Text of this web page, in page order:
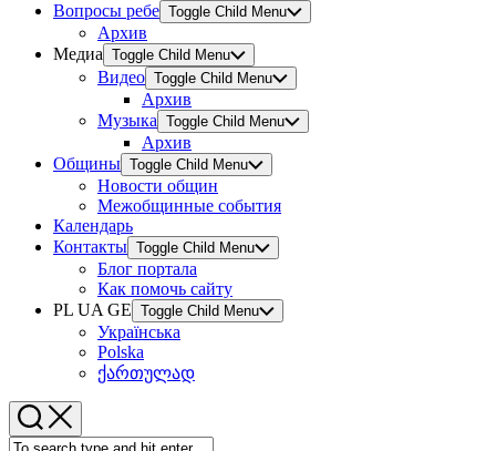
Вопросы ребе Toggle Child Menu
Архив
Медиа Toggle Child Menu
Видео Toggle Child Menu
Архив
Музыка Toggle Child Menu
Архив
Общины Toggle Child Menu
Новости общин
Межобщинные события
Календарь
Контакты Toggle Child Menu
Блог портала
Как помочь сайту
PL UA GE Toggle Child Menu
Українська
Polska
ქართულად